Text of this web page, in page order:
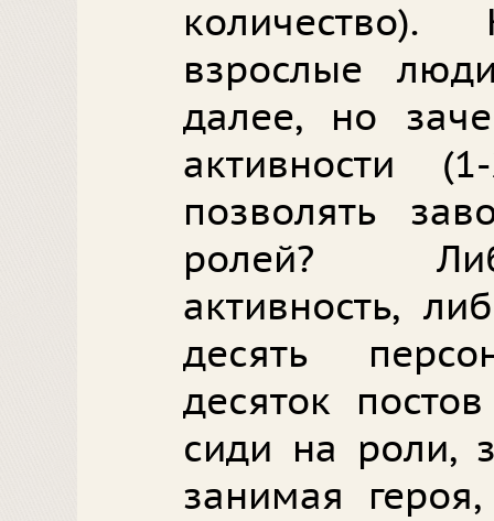
взрослые
далее, но
активности
позволять
ролей?
активность,
десять
десяток
сиди на роли,
занимая